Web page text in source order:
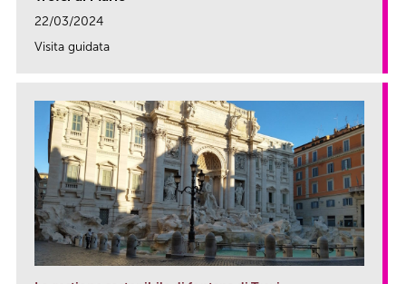
22/03/2024
Visita guidata